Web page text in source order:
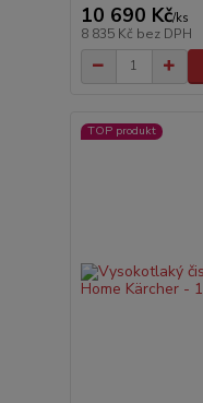
10 690 Kč/ks
8 835 Kč bez DPH
TOP produkt